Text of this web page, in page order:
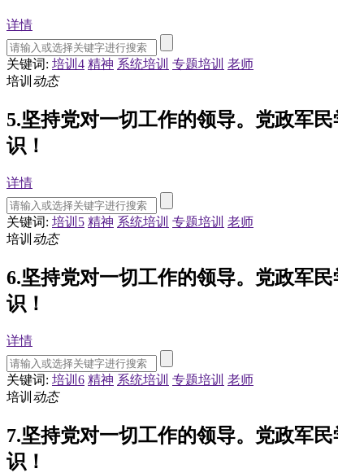
详情
关键词: 培训4 精神 系统培训 专题培训 老师
培训 动态
5.坚持党对一切工作的领导。党政军
识！
详情
关键词: 培训5 精神 系统培训 专题培训 老师
培训 动态
6.坚持党对一切工作的领导。党政军
识！
详情
关键词: 培训6 精神 系统培训 专题培训 老师
培训 动态
7.坚持党对一切工作的领导。党政军
识！